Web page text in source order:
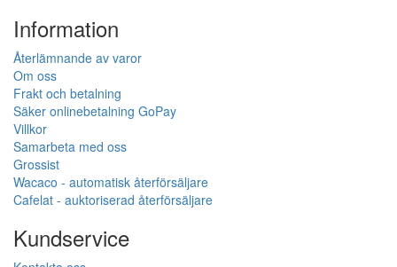
Information
Återlämnande av varor
Om oss
Frakt och betalning
Säker onlinebetalning GoPay
Villkor
Samarbeta med oss
Grossist
Wacaco - automatisk återförsäljare
Cafelat - auktoriserad återförsäljare
Kundservice